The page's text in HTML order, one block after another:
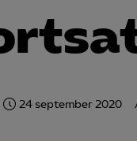
24 september 2020